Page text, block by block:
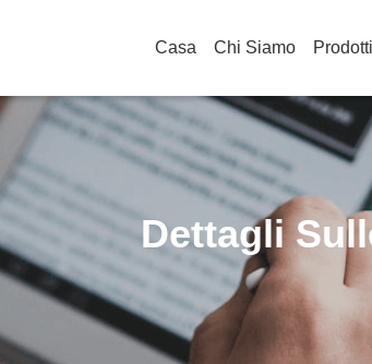
Casa Chi Siamo Prodotti
Dettagli